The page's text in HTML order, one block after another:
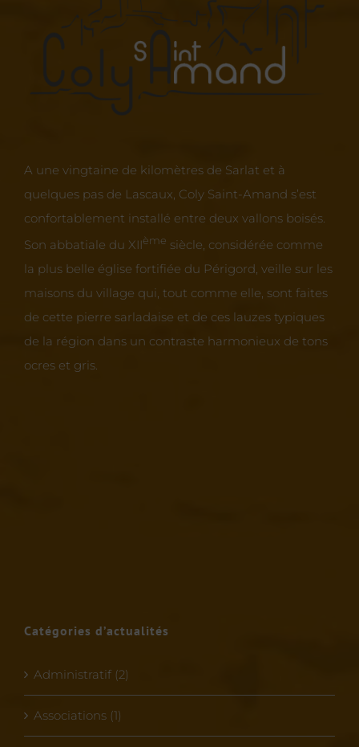
A une vingtaine de kilomètres de Sarlat et à
quelques pas de Lascaux, Coly Saint-Amand s’est
confortablement installé entre deux vallons boisés.
Son abbatiale du XIIème siècle, considérée comme
la plus belle église fortifiée du Périgord, veille sur les
maisons du village qui, tout comme elle, sont faites
de cette pierre sarladaise et de ces lauzes typiques
de la région dans un contraste harmonieux de tons
ocres et gris.
Catégories d’actualités
Administratif (2)
Associations (1)